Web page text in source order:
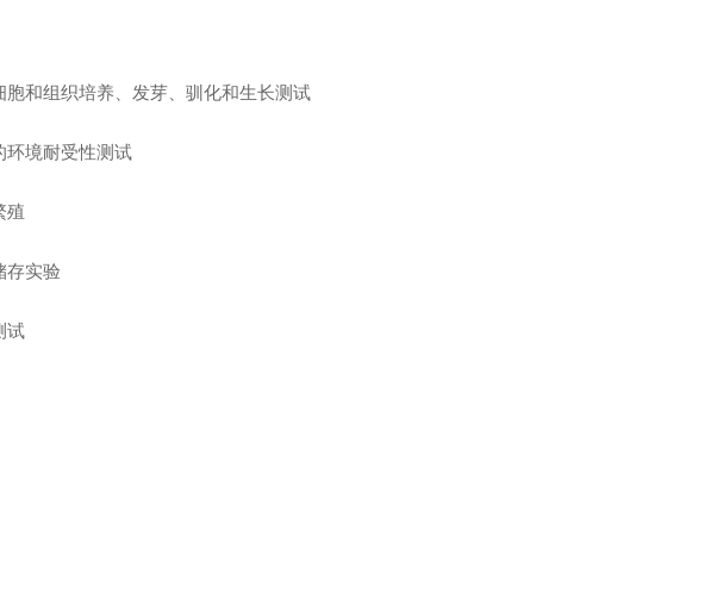
胞和组织培养、发芽、驯化和生长测试
环境耐受性测试
殖
存实验
试